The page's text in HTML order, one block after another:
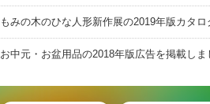
もみの木のひな人形新作展の2019年版カタログを掲載しまし
お中元・お盆用品の2018年版広告を掲載しま